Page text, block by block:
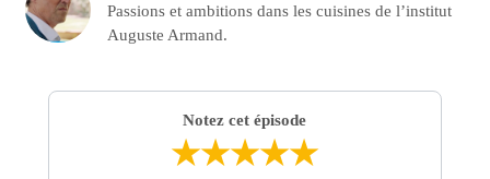
Passions et ambitions dans les cuisines de l’institut
Auguste Armand.
Notez cet épisode
★★★★★